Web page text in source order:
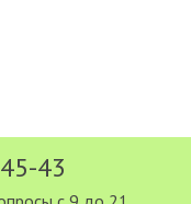
43